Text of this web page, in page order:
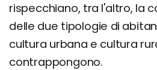
rispecchiano, tra l'altro, la
delle due tipologie di
cultura urbana e cultura
contrappongono.